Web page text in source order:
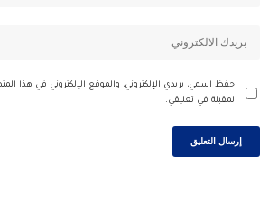
احفظ اسمي، بريدي الإلكتروني، والموقع الإلكتروني في هذا
المقبلة في تعليقي.